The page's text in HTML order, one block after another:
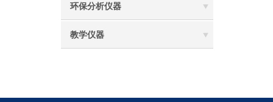
环保分析仪器
教学仪器